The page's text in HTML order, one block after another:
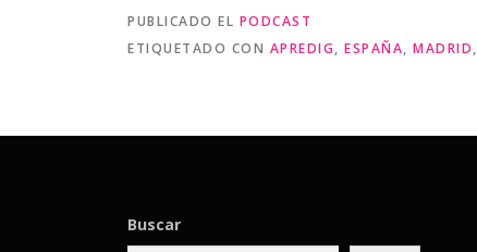
PUBLICADO EL PODCAST
ETIQUETADO CON APREDIG, ESPAÑA, MADRID,
Buscar